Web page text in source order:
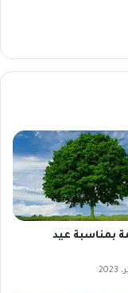
بمناسبة عيد